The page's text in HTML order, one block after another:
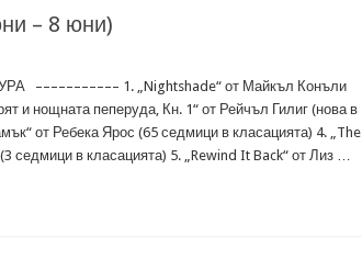
– 8 юни)
1. „Nightshade“ от Майкъл Конъли
и нощната пеперуда, Кн. 1“ от Рейчъл Гилиг (нова в
от Ребека Ярос (65 седмици в класацията) 4. „The
седмици в класацията) 5. „Rewind It Back“ от Лиз …